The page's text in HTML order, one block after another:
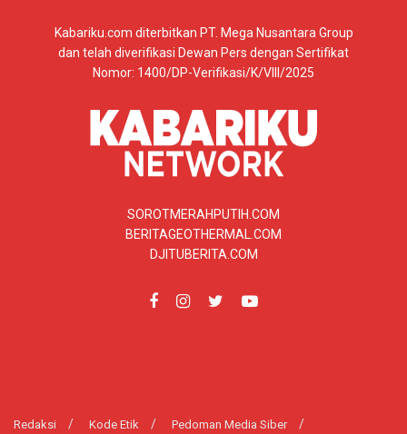
Kabariku.com diterbitkan PT. Mega Nusantara Group
dan telah diverifikasi Dewan Pers dengan Sertifikat
Nomor: 1400/DP-Verifikasi/K/VIII/2025
SOROTMERAHPUTIH.COM
BERITAGEOTHERMAL.COM
DJITUBERITA.COM
Redaksi Kode Etik Pedoman Media Siber